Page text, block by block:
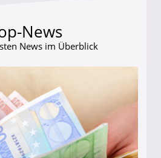
News
News im Überblick